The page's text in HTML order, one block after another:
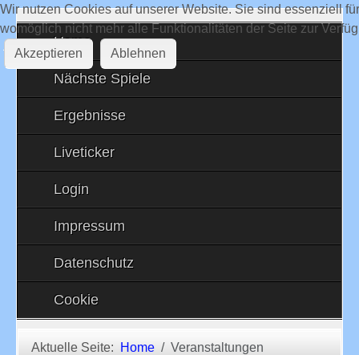
Home
Nächste Spiele
Ergebnisse
Liveticker
Login
Impressum
Datenschutz
Cookie
Aktuelle Seite: Home Veranstaltungen
Wir nutzen Cookies auf unserer Website. Sie sind essenziell
womöglich nicht mehr alle Funktionalitäten der Seite zur
Akzeptieren
Ablehnen